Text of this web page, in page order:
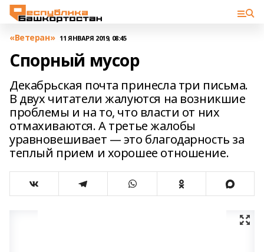
«Ветеран» 11 ЯНВАРЯ 2019, 08:45
Спорный мусор
Декабрьская почта принесла три письма.
В двух читатели жалуются на возникшие
проблемы и на то, что власти от них
отмахиваются. А третье жалобы
уравновешивает — это благодарность за
теплый прием и хорошее отношение.